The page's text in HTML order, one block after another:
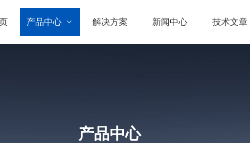
产品中心 解决方案 新闻中心 技术文章
产品中心